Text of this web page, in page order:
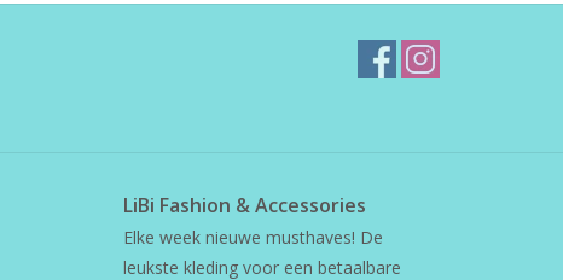
LiBi Fashion & Accessories
Elke week nieuwe musthaves! De
leukste kleding voor een betaalbare